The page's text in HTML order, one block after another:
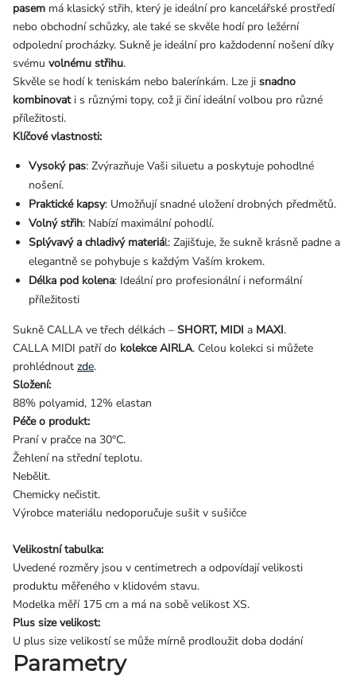
pasem má klasický střih, který je ideální pro kancelářské prostředí
nebo obchodní schůzky, ale také se skvěle hodí pro ležérní
odpolední procházky. Sukně je ideální pro každodenní nošení díky
svému volnému střihu.
Skvěle se hodí k teniskám nebo balerínkám. Lze ji snadno
kombinovati s různými topy, což ji činí ideální volbou pro různé
příležitosti.
Klíčové vlastnosti:
Vysoký pas: Zvýrazňuje Vaši siluetu a poskytuje pohodlné
nošení.
Praktické kapsy: Umožňují snadné uložení drobných předmětů.
Volný střih: Nabízí maximální pohodlí.
Splývavý a chladivý materiál: Zajišťuje, že sukně krásně padne a
elegantně se pohybuje s každým Vaším krokem.
Délka pod kolena: Ideální pro profesionální i neformální
příležitosti
Sukně CALLA ve třech délkách – SHORT, MIDI a MAXI.
CALLA MIDI patří do kolekce AIRLA. Celou kolekci si můžete
prohlédnout zde.
Složení:
88% polyamid, 12% elastan
Péče o produkt:
Praní v pračce na 30°C.
Žehlení na střední teplotu.
Nebělit.
Chemicky nečistit.
Výrobce materiálu nedoporučuje sušit v sušičce
Velikostní tabulka:
Uvedené rozměry jsou v centimetrech a odpovídají velikosti
produktu měřeného v klidovém stavu.
Modelka měří 175 cm a má na sobě velikost XS.
Plus size velikost:
U plus size velikostí se může mírně prodloužit doba dodání
Parametry